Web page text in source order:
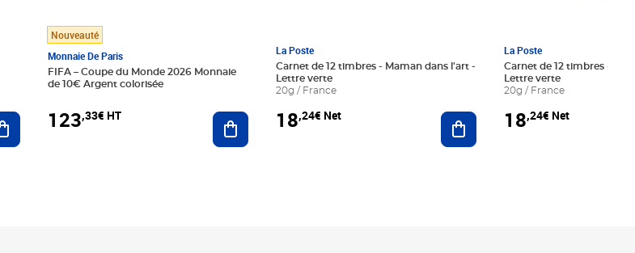
Ajouter au panier
Nouveauté
Monnaie De Paris
FIFA – Coupe du Monde 2026 Monnaie
de 10€ Argent colorisée
123,33€ HT Ajouter au panier
La Poste
Carnet de 12 timbres - Maman dans l'art -
Lettre verte
20g / France
18,24€ Net Ajouter au panier
La Poste
Carnet de 12 timbres - Le
Lettre verte
20g / France
18,24€ Net